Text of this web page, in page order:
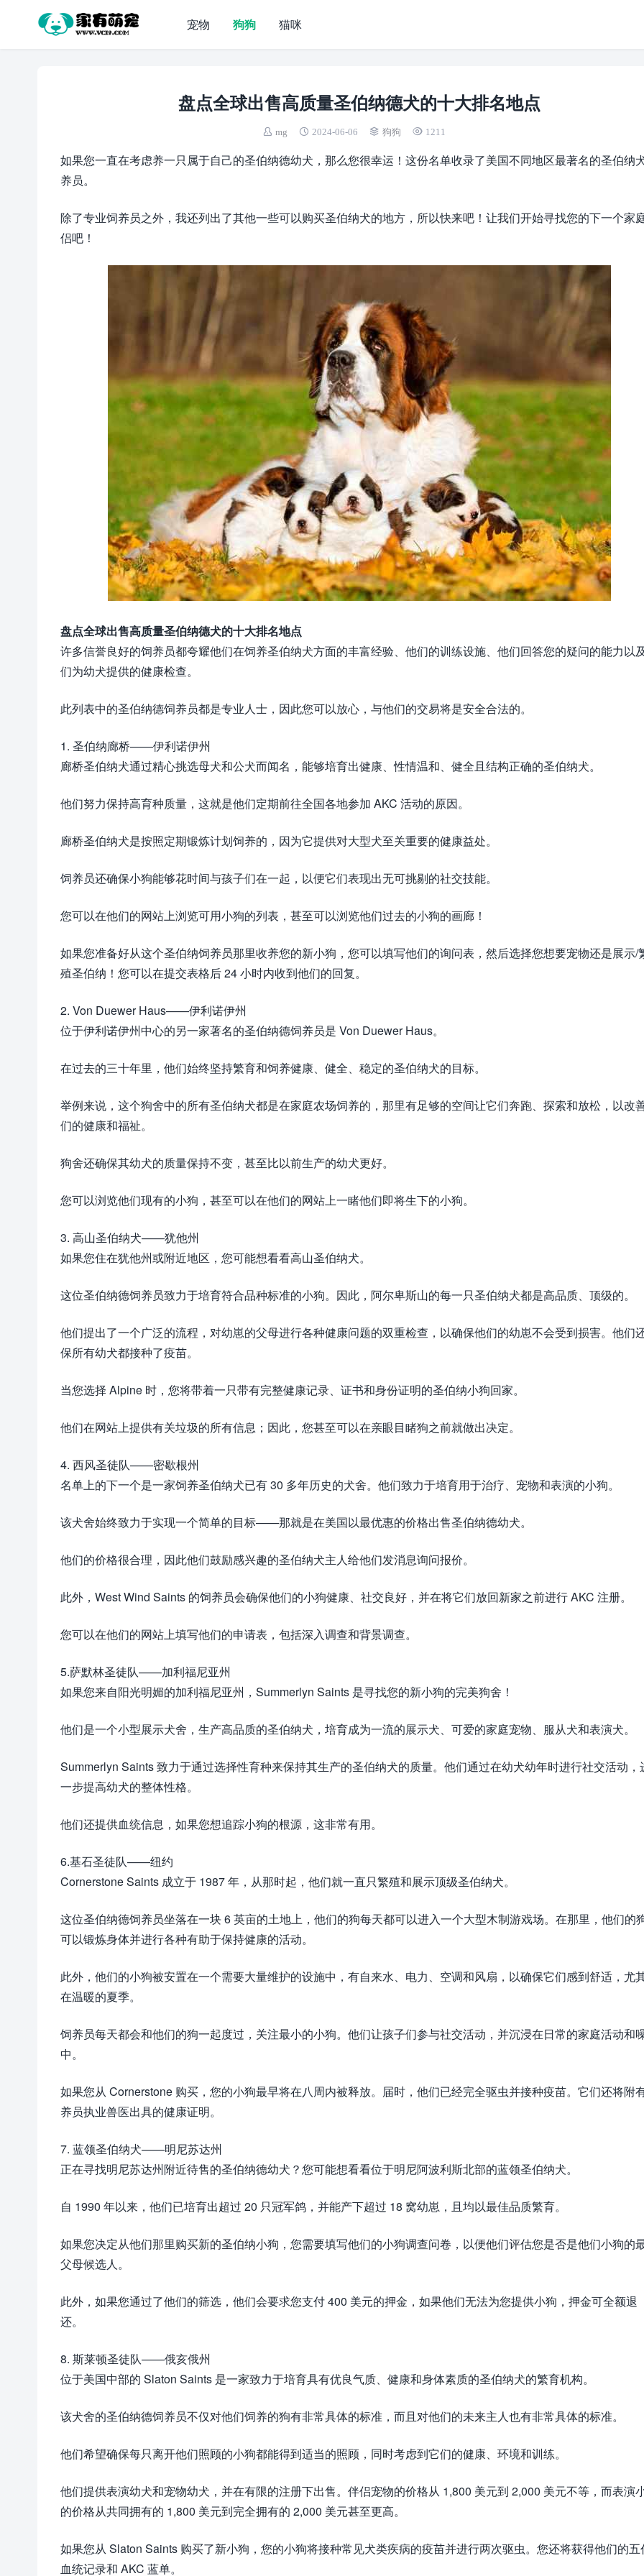
宠物 狗狗 猫咪
盘点全球出售高质量圣伯纳德犬的十大排名地点
mg 2024-06-06 狗狗 1211
如果您一直在考虑养一只属于自己的圣伯纳德幼犬，那么您很幸运！这份名单收录了美国不同地区最著名的圣伯纳
养员。
除了专业饲养员之外，我还列出了其他一些可以购买圣伯纳犬的地方，所以快来吧！让我们开始寻找您的下一个家
侣吧！
盘点全球出售高质量圣伯纳德犬的十大排名地点
许多信誉良好的饲养员都夸耀他们在饲养圣伯纳犬方面的丰富经验、他们的训练设施、他们回答您的疑问的能力以
们为幼犬提供的健康检查。
此列表中的圣伯纳德饲养员都是专业人士，因此您可以放心，与他们的交易将是安全合法的。
1. 圣伯纳廊桥——伊利诺伊州
廊桥圣伯纳犬通过精心挑选母犬和公犬而闻名，能够培育出健康、性情温和、健全且结构正确的圣伯纳犬。
他们努力保持高育种质量，这就是他们定期前往全国各地参加 AKC 活动的原因。
廊桥圣伯纳犬是按照定期锻炼计划饲养的，因为它提供对大型犬至关重要的健康益处。
饲养员还确保小狗能够花时间与孩子们在一起，以便它们表现出无可挑剔的社交技能。
您可以在他们的网站上浏览可用小狗的列表，甚至可以浏览他们过去的小狗的画廊！
如果您准备好从这个圣伯纳饲养员那里收养您的新小狗，您可以填写他们的询问表，然后选择您想要宠物还是展示/
殖圣伯纳！您可以在提交表格后 24 小时内收到他们的回复。
2. Von Duewer Haus——伊利诺伊州
位于伊利诺伊州中心的另一家著名的圣伯纳德饲养员是 Von Duewer Haus。
在过去的三十年里，他们始终坚持繁育和饲养健康、健全、稳定的圣伯纳犬的目标。
举例来说，这个狗舍中的所有圣伯纳犬都是在家庭农场饲养的，那里有足够的空间让它们奔跑、探索和放松，以改
们的健康和福祉。
狗舍还确保其幼犬的质量保持不变，甚至比以前生产的幼犬更好。
您可以浏览他们现有的小狗，甚至可以在他们的网站上一睹他们即将生下的小狗。
3. 高山圣伯纳犬——犹他州
如果您住在犹他州或附近地区，您可能想看看高山圣伯纳犬。
这位圣伯纳德饲养员致力于培育符合品种标准的小狗。因此，阿尔卑斯山的每一只圣伯纳犬都是高品质、顶级的。
他们提出了一个广泛的流程，对幼崽的父母进行各种健康问题的双重检查，以确保他们的幼崽不会受到损害。他们
保所有幼犬都接种了疫苗。
当您选择 Alpine 时，您将带着一只带有完整健康记录、证书和身份证明的圣伯纳小狗回家。
他们在网站上提供有关垃圾的所有信息；因此，您甚至可以在亲眼目睹狗之前就做出决定。
4. 西风圣徒队——密歇根州
名单上的下一个是一家饲养圣伯纳犬已有 30 多年历史的犬舍。他们致力于培育用于治疗、宠物和表演的小狗。
该犬舍始终致力于实现一个简单的目标——那就是在美国以最优惠的价格出售圣伯纳德幼犬。
他们的价格很合理，因此他们鼓励感兴趣的圣伯纳犬主人给他们发消息询问报价。
此外，West Wind Saints 的饲养员会确保他们的小狗健康、社交良好，并在将它们放回新家之前进行 AKC 注册。
您可以在他们的网站上填写他们的申请表，包括深入调查和背景调查。
5.萨默林圣徒队——加利福尼亚州
如果您来自阳光明媚的加利福尼亚州，Summerlyn Saints 是寻找您的新小狗的完美狗舍！
他们是一个小型展示犬舍，生产高品质的圣伯纳犬，培育成为一流的展示犬、可爱的家庭宠物、服从犬和表演犬。
Summerlyn Saints 致力于通过选择性育种来保持其生产的圣伯纳犬的质量。他们通过在幼犬幼年时进行社交活动，
一步提高幼犬的整体性格。
他们还提供血统信息，如果您想追踪小狗的根源，这非常有用。
6.基石圣徒队——纽约
Cornerstone Saints 成立于 1987 年，从那时起，他们就一直只繁殖和展示顶级圣伯纳犬。
这位圣伯纳德饲养员坐落在一块 6 英亩的土地上，他们的狗每天都可以进入一个大型木制游戏场。在那里，他们的
可以锻炼身体并进行各种有助于保持健康的活动。
此外，他们的小狗被安置在一个需要大量维护的设施中，有自来水、电力、空调和风扇，以确保它们感到舒适，尤
在温暖的夏季。
饲养员每天都会和他们的狗一起度过，关注最小的小狗。他们让孩子们参与社交活动，并沉浸在日常的家庭活动和
中。
如果您从 Cornerstone 购买，您的小狗最早将在八周内被释放。届时，他们已经完全驱虫并接种疫苗。它们还将附
养员执业兽医出具的健康证明。
7. 蓝领圣伯纳犬——明尼苏达州
正在寻找明尼苏达州附近待售的圣伯纳德幼犬？您可能想看看位于明尼阿波利斯北部的蓝领圣伯纳犬。
自 1990 年以来，他们已培育出超过 20 只冠军鸽，并能产下超过 18 窝幼崽，且均以最佳品质繁育。
如果您决定从他们那里购买新的圣伯纳小狗，您需要填写他们的小狗调查问卷，以便他们评估您是否是他们小狗的
父母候选人。
此外，如果您通过了他们的筛选，他们会要求您支付 400 美元的押金，如果他们无法为您提供小狗，押金可全额退
还。
8. 斯莱顿圣徒队——俄亥俄州
位于美国中部的 Slaton Saints 是一家致力于培育具有优良气质、健康和身体素质的圣伯纳犬的繁育机构。
该犬舍的圣伯纳德饲养员不仅对他们饲养的狗有非常具体的标准，而且对他们的未来主人也有非常具体的标准。
他们希望确保每只离开他们照顾的小狗都能得到适当的照顾，同时考虑到它们的健康、环境和训练。
他们提供表演幼犬和宠物幼犬，并在有限的注册下出售。伴侣宠物的价格从 1,800 美元到 2,000 美元不等，而表演
的价格从共同拥有的 1,800 美元到完全拥有的 2,000 美元甚至更高。
如果您从 Slaton Saints 购买了新小狗，您的小狗将接种常见犬类疾病的疫苗并进行两次驱虫。您还将获得他们的五
血统记录和 AKC 蓝单。